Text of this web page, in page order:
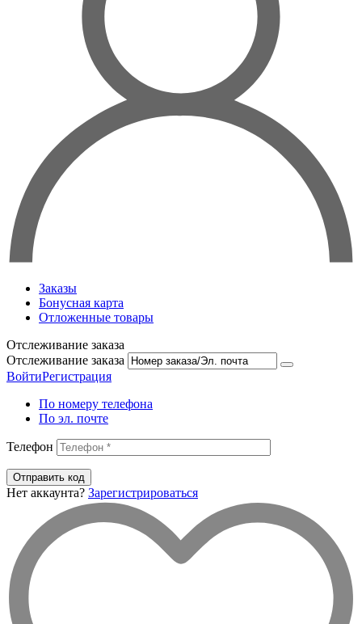
Заказы
Бонусная карта
Отложенные товары
Отслеживание заказа
Отслеживание заказа
ВойтиРегистрация
По номеру телефона
По эл. почте
Телефон
Отправить код
Нет аккаунта? Зарегистрироваться